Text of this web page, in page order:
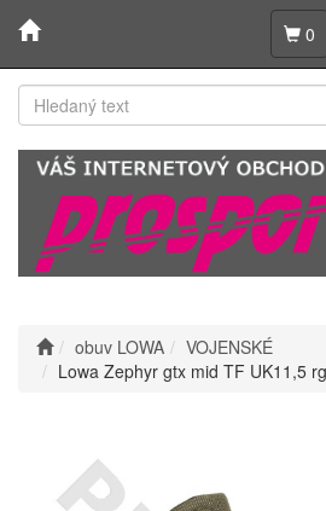
0
obuv LOWA
VOJENSKÉ
Lowa Zephyr gtx mid TF UK11,5 rg